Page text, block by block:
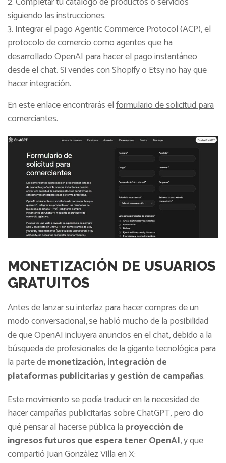
siguiendo las instrucciones.
Integrar el pago Agentic Commerce Protocol (ACP), el
protocolo de comercio como agentes que ha
desarrollado OpenAI para hacer el pago instantáneo
desde el chat. Si vendes con Shopify o Etsy no hay que
hacer integración.
En este enlace encontrarás elformulario de solicitud para
comerciantes.
MONETIZACIÓN DE USUARIOS
GRATUITOS
Antes de lanzar su interfaz para hacer compras de un
modo conversacional, se habló mucho de la posibilidad
de que OpenAI incluyera anuncios en el chat, debido a la
búsqueda de profesionales de la gigante tecnológica para
la parte demonetización, integración de
plataformas publicitarias y gestión de campañas.
Este movimiento se podía traducir en la necesidad de
hacer campañas publicitarias sobre ChatGPT, pero dio
qué pensar al hacerse pública la proyección de
ingresos futuros que espera tener OpenAI, y que
compartió Juan González Villa en X: